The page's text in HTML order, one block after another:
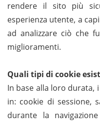
rendere il sito più
esperienza utente, a
ad analizzare ciò che
miglioramenti.
Quali tipi di cookie
In base alla loro durata,
in: cookie di sessione,
durante la